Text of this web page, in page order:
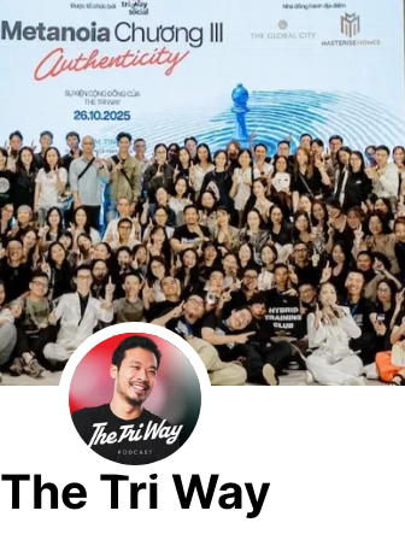
The Tri Way